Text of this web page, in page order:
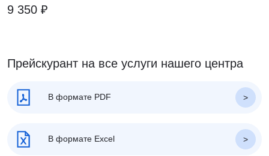
9 350 ₽
Прейскурант на все услуги нашего центра
В формате PDF
В формате Excel